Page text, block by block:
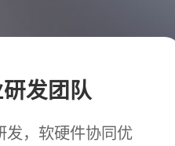
发团队
发，软硬件协同优